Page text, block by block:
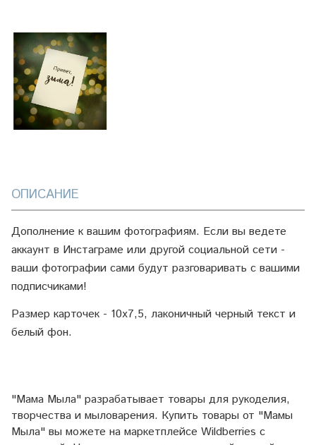
ОПИСАНИЕ
Дополнение к вашим фотографиям. Если вы ведете
аккаунт в Инстаграме или другой социальной сети -
ваши фотографии сами будут разговаривать с вашими
подписчиками!
Размер карточек - 10х7,5, лаконичный черный текст и
белый фон.
"Мама Мыла" разрабатывает товары для рукоделия,
творчества и мыловарения. Купить товары от "Мамы
Мыла" вы можете на маркетплейсе Wildberries с